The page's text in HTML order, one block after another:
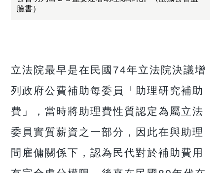
臉書）
立法院最早是在民國74年立法院決議增
列政府公費補助每委員「助理研究補助
費」，當時將助理費性質認定為屬立法
委員實質薪資之一部分，因此在與助理
間雇傭關係下，認為民代對於補助費用